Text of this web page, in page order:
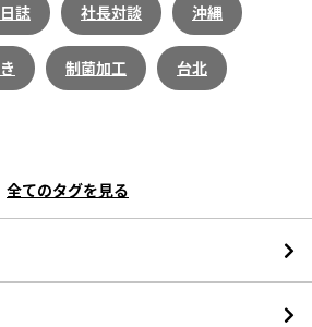
誌 社長対談 沖縄
制菌加工 台北
全てのタグを見る